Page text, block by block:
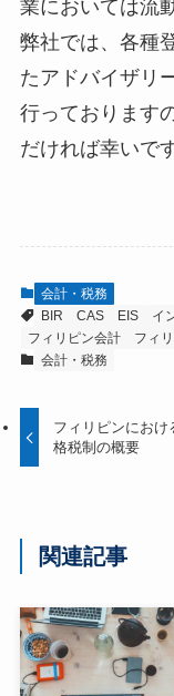
業においては流
弊社では、各種
たアドバイザリ
行っております
だければ幸いです
会計・税務
BIR
CAS EIS イ
フィリピン会計
フィ
会計・税務
フィリピンにおけ
格税制の概要
関連記事